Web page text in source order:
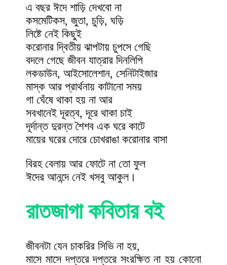
এ বছর ঈদে শাড়ি দেখবো না
কসমেটিকস, জুতা, চুড়ি, ঘড়ি
লিষ্টে নেই কিছুই
করোনার দ্বিতীয় ঝাপটায় চুপসে গেছি
বদলে গেছে জীবন যাত্রার দিনলিপি
লকডাউন, আইসোলেশান, সেনিটাইজার
মাস্ক আর প্রার্থনায় কাটানো সময়
গা ঘেঁষে থাকা হয় না আর
সবখানেই দূরত্ব, দূরে থাকা চাই
দূর্দান্ত দুরন্ত শৈশব এক ঘরে কাটে
মায়ের ঘরের দোরে চোখরাঙা করোনার বাসা
বিরহ বেলায় আর ফোটে না তো ফুল
ঈদের আনন্দে নেই খসবু আকুল।
রাতজাগা কবিতার বই
জীবনটা যেন চাকরির সিভি না হয়,
মাসে মাসে দপ্তরে দপ্তরে সংরক্ষিত না হয় কোনো